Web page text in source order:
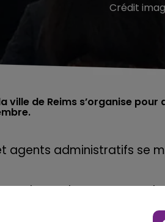
LE WEEK-
Crédit
de Reims s’organise
agents administratifs se
de nombreuses